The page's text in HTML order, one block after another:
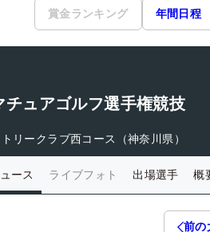
賞金ランキング 年間日程
ュアゴルフ選手権競技
リークラブ西コース（神奈川県）
ース ライブフォト 出場選手 概
前の